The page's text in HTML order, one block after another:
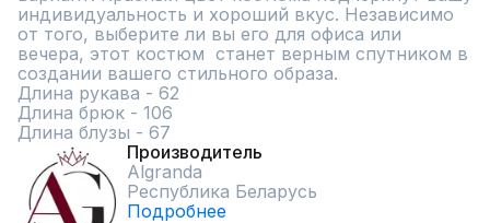
индивидуальность и хороший вкус. Независимо
от того, выберите ли вы его для офиса или
вечера, этот костюм  станет верным спутником в
создании вашего стильного образа.
Длина рукава - 62
Длина брюк - 106
Длина блузы - 67
Производитель
Algranda
Республика Беларусь
Подробнее